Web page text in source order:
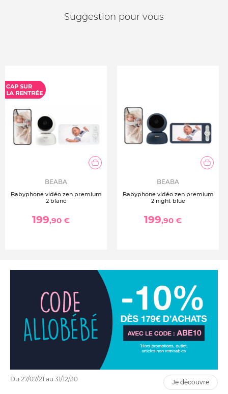
Suggestion pour vous
BEABA
Babyphone vidéo zen premium
2 blanc
199,90 €
BEABA
Babyphone vidéo zen premium
2 night blue
199,90 €
Du 27/07/21 au 31/12/30 je découvre